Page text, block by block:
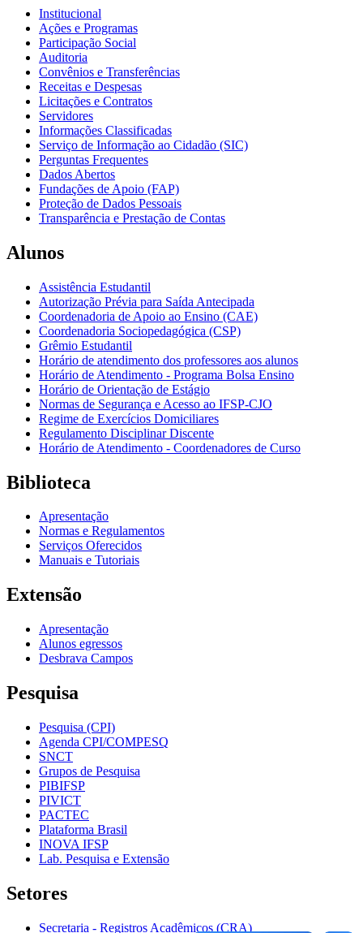
Institucional
Ações e Programas
Participação Social
Auditoria
Convênios e Transferências
Receitas e Despesas
Licitações e Contratos
Servidores
Informações Classificadas
Serviço de Informação ao Cidadão (SIC)
Perguntas Frequentes
Dados Abertos
Fundações de Apoio (FAP)
Proteção de Dados Pessoais
Transparência e Prestação de Contas
Alunos
Assistência Estudantil
Autorização Prévia para Saída Antecipada
Coordenadoria de Apoio ao Ensino (CAE)
Coordenadoria Sociopedagógica (CSP)
Grêmio Estudantil
Horário de atendimento dos professores aos alunos
Horário de Atendimento - Programa Bolsa Ensino
Horário de Orientação de Estágio
Normas de Segurança e Acesso ao IFSP-CJO
Regime de Exercícios Domiciliares
Regulamento Disciplinar Discente
Horário de Atendimento - Coordenadores de Curso
Biblioteca
Apresentação
Normas e Regulamentos
Serviços Oferecidos
Manuais e Tutoriais
Extensão
Apresentação
Alunos egressos
Desbrava Campos
Pesquisa
Pesquisa (CPI)
Agenda CPI/COMPESQ
SNCT
Grupos de Pesquisa
PIBIFSP
PIVICT
PACTEC
Plataforma Brasil
INOVA IFSP
Lab. Pesquisa e Extensão
Setores
Secretaria - Registros Acadêmicos (CRA)